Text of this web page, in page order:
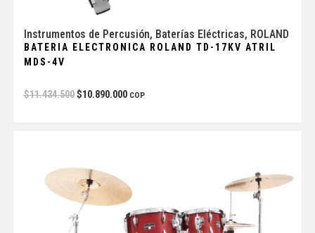
Instrumentos de Percusión, Baterías Eléctricas, ROLAND
BATERIA ELECTRONICA ROLAND TD-17KV ATRIL
MDS-4V
$11.434.500 $10.890.000 COP